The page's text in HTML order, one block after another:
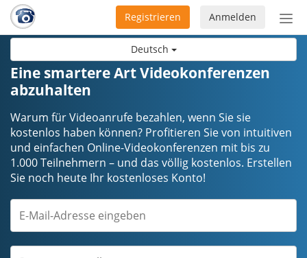
Deutsch
Anmelden
Registrieren
Eine smartere Art Videokonferenzen
abzuhalten
Warum für Videoanrufe bezahlen, wenn Sie sie
kostenlos haben können? Profitieren Sie von intuitiven
und einfachen Online-Videokonferenzen mit bis zu
1.000 Teilnehmern – und das völlig kostenlos. Erstellen
Sie noch heute Ihr kostenloses Konto!